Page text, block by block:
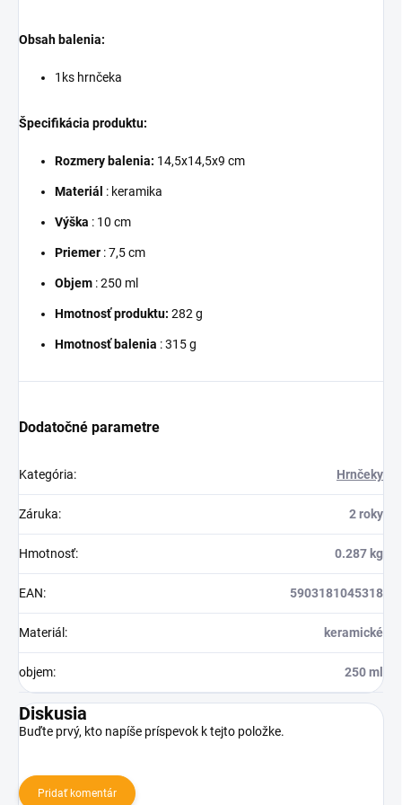
Obsah balenia:
1ks hrnčeka
Špecifikácia produktu:
Rozmery balenia: 14,5x14,5x9 cm
Materiál : keramika
Výška : 10 cm
Priemer : 7,5 cm
Objem : 250 ml
Hmotnosť produktu: 282 g
Hmotnosť balenia : 315 g
Dodatočné parametre
Kategória: Hrnčeky
Záruka: 2 roky
Hmotnosť: 0.287 kg
EAN: 5903181045318
Materiál : keramické
objem: 250 ml
Diskusia
Buďte prvý, kto napíše príspevok k tejto položke.
Pridať komentár